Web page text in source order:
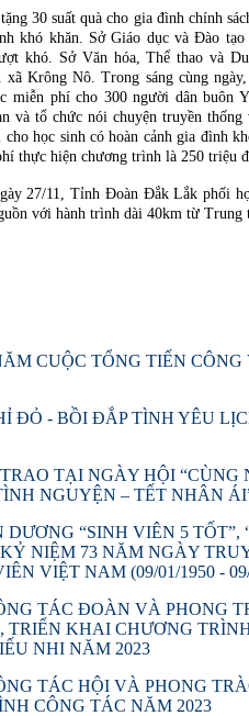
30 suất quà cho gia đình chính
khó khăn. Sở Giáo dục và Đào
khó. Sở Văn hóa, Thể thao và
xã Krông Nô. Trong sáng cùng
miễn phí cho 300 người dân buôn
và tổ chức nói chuyện truyền
học sinh có hoàn cảnh gia đình
thực hiện chương trình là 250 triệu
27/11, Tỉnh Đoàn Đắk Lắk phối
với hành trình dài 40km từ
CUỘC TỔNG TIẾN
ĐỎ - BỒI ĐẮP TÌNH YÊU
TẠI NGÀY HỘI “CÙNG
NGUYỆN – TẾT NHÂN
“SINH VIÊN 5 TỐT”,
NIỆM 73 NĂM NGÀY
VIỆT NAM (09/01/1950 -
TÁC ĐOÀN VÀ PHONG
KHAI CHƯƠNG
NHI NĂM 2023
TÁC HỘI VÀ PHONG
CÔNG TÁC NĂM 2023